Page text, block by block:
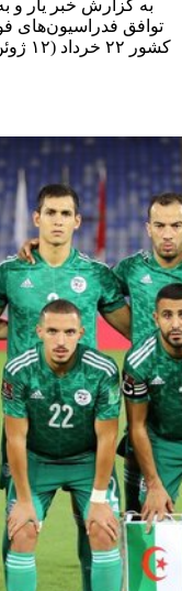
به گزارش خبر یار و
توافق فدراسیون‌های